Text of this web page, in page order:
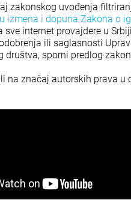
zakonskog uvođenja
izmena i dopuna Zakona o
sve internet provajdere u
ili saglasnosti
društva, sporni predlog
na značaj autorskih prava u